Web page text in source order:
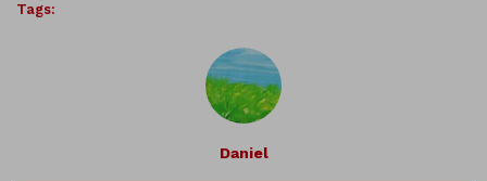
Tags:
Daniel